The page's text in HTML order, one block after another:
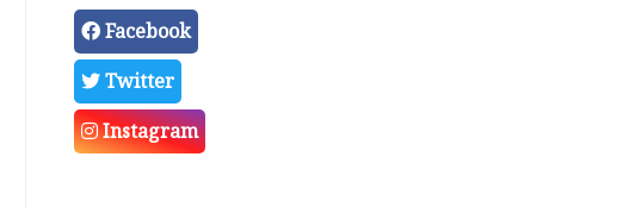
Facebook
Twitter
Instagram